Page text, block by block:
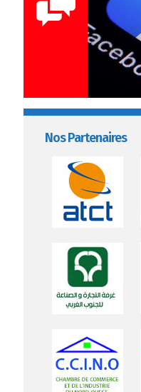
Nos Partenaires